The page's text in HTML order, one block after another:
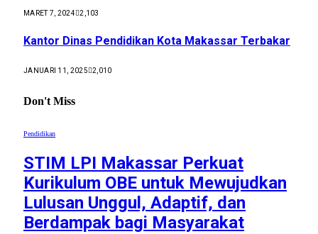
MARET 7, 2024 2,103
Kantor Dinas Pendidikan Kota Makassar Terbakar
JANUARI 11, 2025 2,010
Don't Miss
Pendidikan
STIM LPI Makassar Perkuat
Kurikulum OBE untuk Mewujudkan
Lulusan Unggul, Adaptif, dan
Berdampak bagi Masyarakat